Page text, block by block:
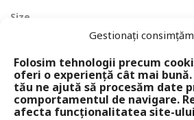
Gestionați
Folosim tehnologii precum
oferi o experiență cât mai
tău ne ajută să procesăm date
comportamentul de navigare.
afecta funcționalitatea site-
Size